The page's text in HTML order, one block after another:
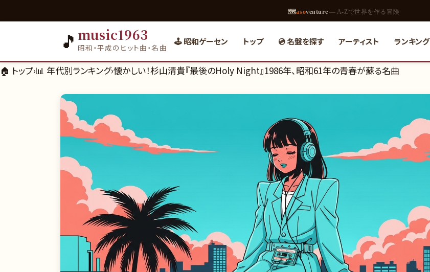
🗺asoventure — A-Zで世界を作る冒険
🎵 music1963
昭和・平成のヒット曲・名曲
🕹️ 昭和ゲーセン トップ 💿 名盤を探す アーティスト ランキング
🏠 トップ›📊 年代別ランキング›懐かしい！杉山清貴『最後のHoly Night』1986年、昭和61年の青春が蘇る名曲